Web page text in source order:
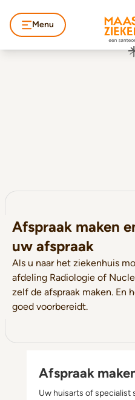
Menu
Afspraak maken
uw afspraak
Als u naar het ziekenhuis
afdeling Radiologie of
zelf de afspraak maken. En
goed voorbereidt.
Afspraak
Uw huisarts of specialist